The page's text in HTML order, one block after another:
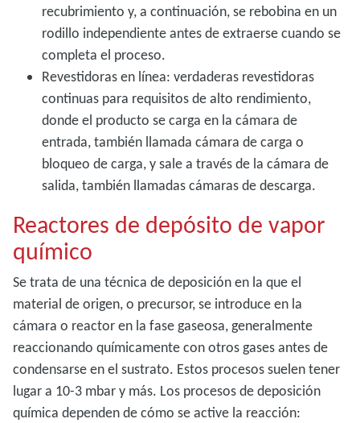
recubrimiento y, a continuación, se rebobina en un
rodillo independiente antes de extraerse cuando se
completa el proceso.
Revestidoras en línea: verdaderas revestidoras
continuas para requisitos de alto rendimiento,
donde el producto se carga en la cámara de
entrada, también llamada cámara de carga o
bloqueo de carga, y sale a través de la cámara de
salida, también llamadas cámaras de descarga.
Reactores de depósito de vapor
químico
Se trata de una técnica de deposición en la que el
material de origen, o precursor, se introduce en la
cámara o reactor en la fase gaseosa, generalmente
reaccionando químicamente con otros gases antes de
condensarse en el sustrato. Estos procesos suelen tener
lugar a 10-3 mbar y más. Los procesos de deposición
química dependen de cómo se active la reacción: